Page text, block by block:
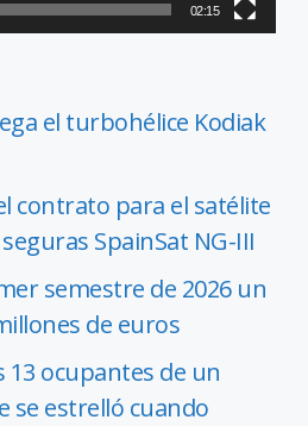
02:15
el turbohélice Kodiak
contrato para el satélite
SpainSat NG-III
semestre de 2026 un
de euros
ocupantes de un
se estrelló cuando